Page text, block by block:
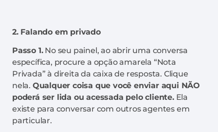
2. Falando em privado
Passo 1.No seu painel, ao abrir uma conversa
específica, procure a opção amarela “Nota
Privada” à direita da caixa de resposta. Clique
nela. Qualquer coisa que você enviar aqui NÃO
poderá ser lida ou acessada pelo cliente.Ela
existe para conversar com outros agentes em
particular.